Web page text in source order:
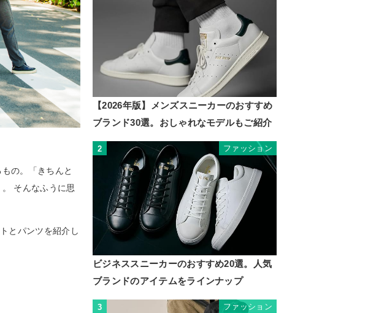
の。「きちんと
そんなふうに思
とパンツを紹介し
【2026年版】メンズスニーカーのおすすめ
ブランド30選。おしゃれなモデルもご紹介
2 ファッション
ビジネススニーカーのおすすめ20選。人気
ブランドのアイテムをラインナップ
3 ファッション